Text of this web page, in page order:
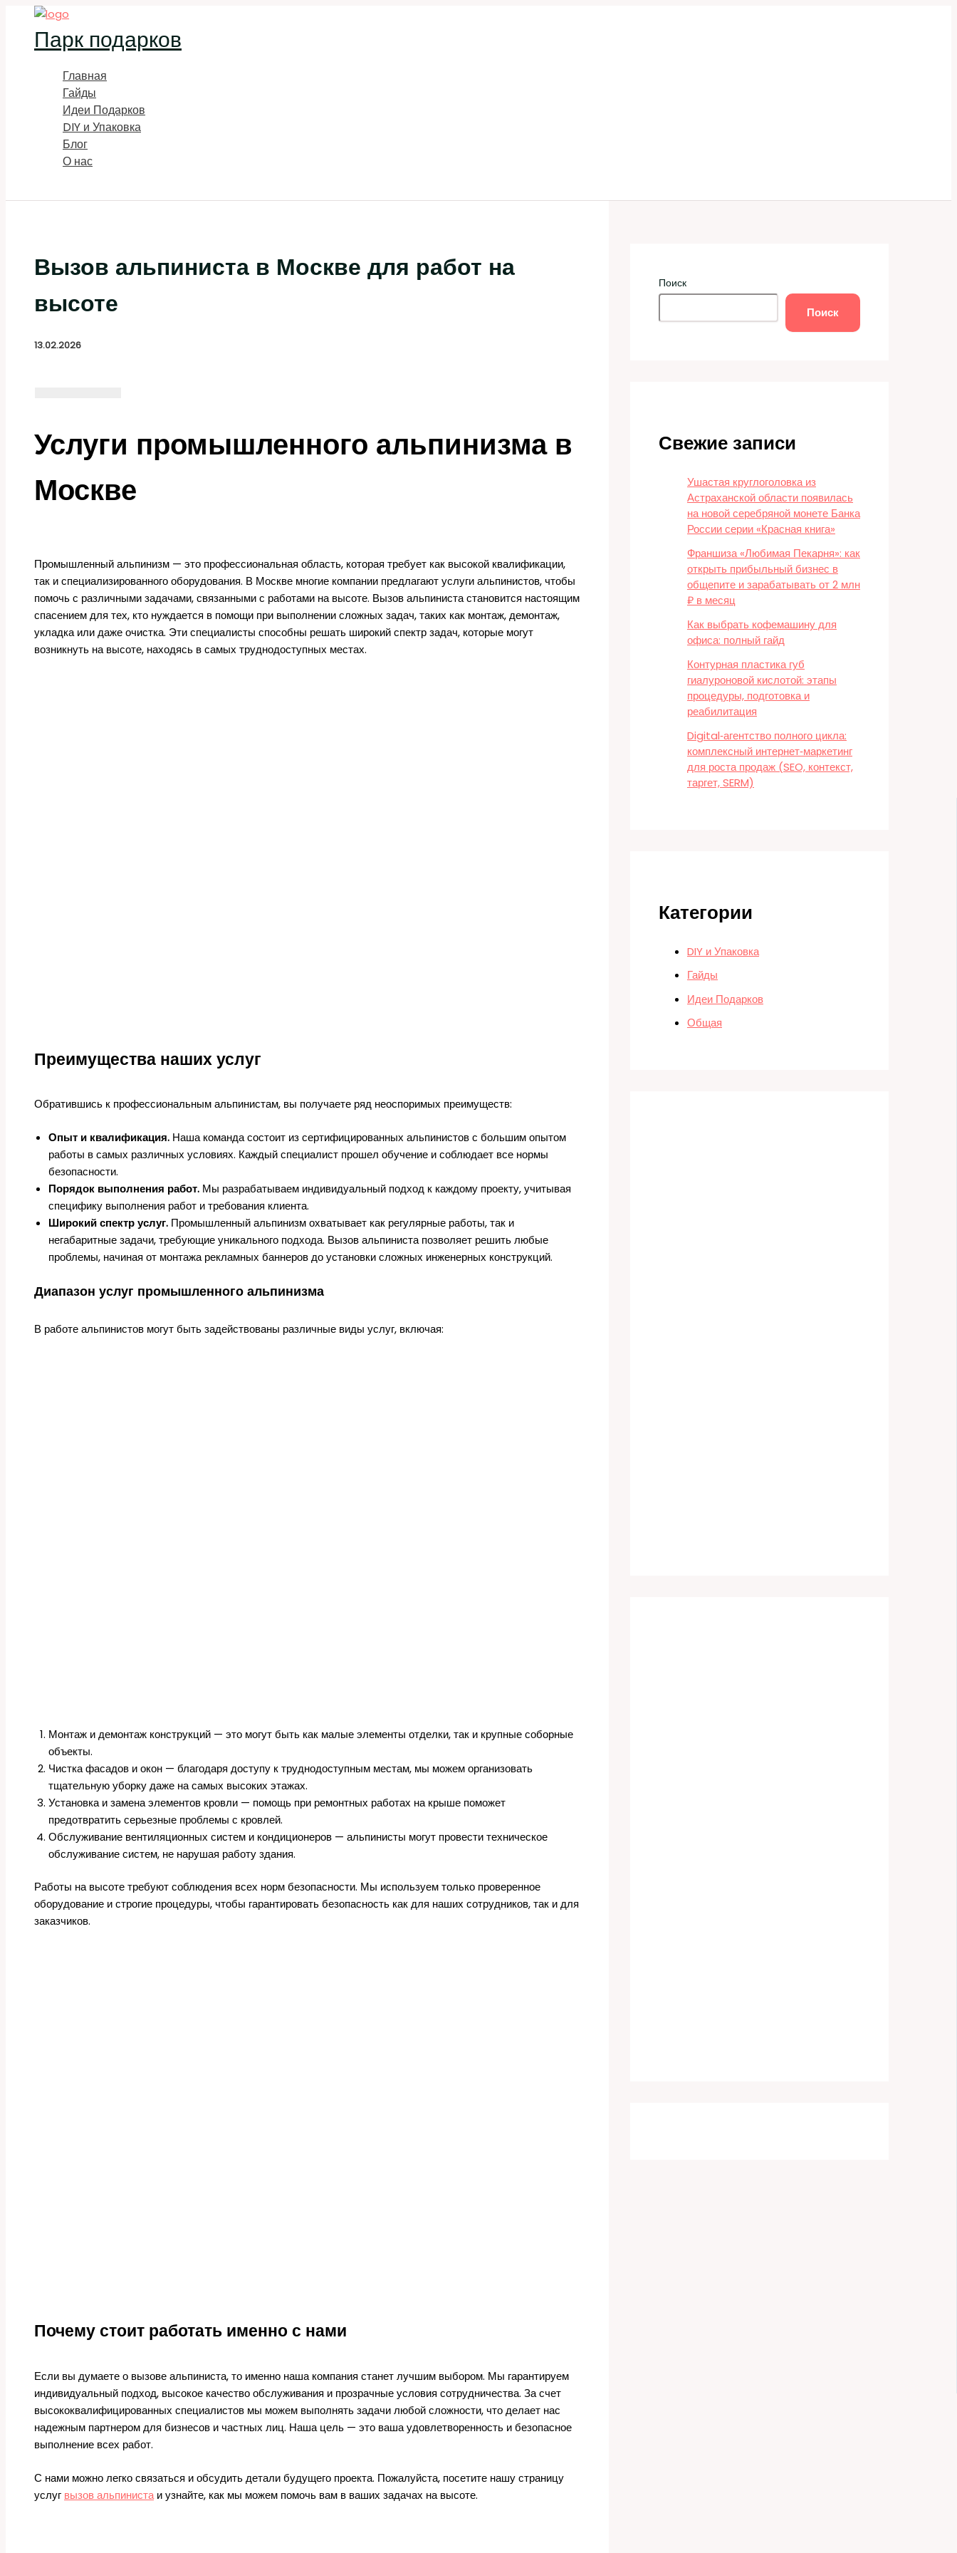
Перейти
содержимому
Парк подарков
Главная
Гайды
Идеи Подарков
DIY и Упаковка
Блог
О нас
Вызов альпиниста в Москве для работ на
высоте
13.02.2026
Услуги промышленного альпинизма в
Москве
Промышленный альпинизм — это профессиональная область, которая требует как высокой квалификации,
так и специализированного оборудования. В Москве многие компании предлагают услуги альпинистов, чтобы
помочь с различными задачами, связанными с работами на высоте. Вызов альпиниста становится настоящим
спасением для тех, кто нуждается в помощи при выполнении сложных задач, таких как монтаж, демонтаж,
укладка или даже очистка. Эти специалисты способны решать широкий спектр задач, которые могут
возникнуть на высоте, находясь в самых труднодоступных местах.
Преимущества наших услуг
Обратившись к профессиональным альпинистам, вы получаете ряд неоспоримых преимуществ:
Опыт и квалификация. Наша команда состоит из сертифицированных альпинистов с большим опытом
работы в самых различных условиях. Каждый специалист прошел обучение и соблюдает все нормы
безопасности.
Порядок выполнения работ. Мы разрабатываем индивидуальный подход к каждому проекту, учитывая
специфику выполнения работ и требования клиента.
Широкий спектр услуг. Промышленный альпинизм охватывает как регулярные работы, так и
негабаритные задачи, требующие уникального подхода. Вызов альпиниста позволяет решить любые
проблемы, начиная от монтажа рекламных баннеров до установки сложных инженерных конструкций.
Диапазон услуг промышленного альпинизма
В работе альпинистов могут быть задействованы различные виды услуг, включая:
Монтаж и демонтаж конструкций — это могут быть как малые элементы отделки, так и крупные соборные
объекты.
Чистка фасадов и окон — благодаря доступу к труднодоступным местам, мы можем организовать
тщательную уборку даже на самых высоких этажах.
Установка и замена элементов кровли — помощь при ремонтных работах на крыше поможет
предотвратить серьезные проблемы с кровлей.
Обслуживание вентиляционных систем и кондиционеров — альпинисты могут провести техническое
обслуживание систем, не нарушая работу здания.
Работы на высоте требуют соблюдения всех норм безопасности. Мы используем только проверенное
оборудование и строгие процедуры, чтобы гарантировать безопасность как для наших сотрудников, так и для
заказчиков.
Почему стоит работать именно с нами
Если вы думаете о вызове альпиниста, то именно наша компания станет лучшим выбором. Мы гарантируем
индивидуальный подход, высокое качество обслуживания и прозрачные условия сотрудничества. За счет
высококвалифицированных специалистов мы можем выполнять задачи любой сложности, что делает нас
надежным партнером для бизнесов и частных лиц. Наша цель — это ваша удовлетворенность и безопасное
выполнение всех работ.
С нами можно легко связаться и обсудить детали будущего проекта. Пожалуйста, посетите нашу страницу
услуг вызов альпинистаи узнайте, как мы можем помочь вам в ваших задачах на высоте.
Поиск
Поиск
Свежие записи
Ушастая круглоголовка из
Астраханской области появилась
на новой серебряной монете Банка
России серии «Красная книга»
Франшиза «Любимая Пекарня»: как
открыть прибыльный бизнес в
общепите и зарабатывать от 2 млн
₽ в месяц
Как выбрать кофемашину для
офиса: полный гайд
Контурная пластика губ
гиалуроновой кислотой: этапы
процедуры, подготовка и
реабилитация
Digital‑агентство полного цикла:
комплексный интернет‑маркетинг
для роста продаж (SEO, контекст,
таргет, SERM)
Категории
DIY и Упаковка
Гайды
Идеи Подарков
Общая